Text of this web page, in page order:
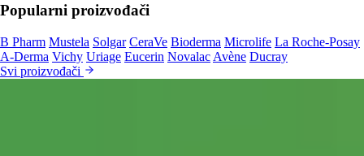
Popularni proizvođači
B Pharm Mustela Solgar CeraVe Bioderma Microlife La Roche-Posay
A-Derma Vichy Uriage Eucerin Novalac Avène Ducray
Svi proizvođači